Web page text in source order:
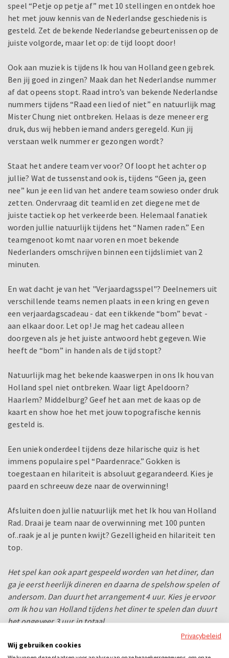
speel “Petje op petje af” met 10 stellingen en ontdek hoe
het met jouw kennis van de Nederlandse geschiedenis is
gesteld. Zet de bekende Nederlandse gebeurtenissen op de
juiste volgorde, maar let op: de tijd loopt door!
Ook aan muziek is tijdens Ik hou van Holland geen gebrek.
Ben jij goed in zingen? Maak dan het Nederlandse nummer
af dat opeens stopt. Raad intro’s van bekende Nederlandse
nummers tijdens “Raad een lied of niet” en natuurlijk mag
Mister Chung niet ontbreken. Helaas is deze meneer erg
druk, dus wij hebben iemand anders geregeld. Kun jij
verstaan welk nummer er gezongen wordt?
Staat het andere team ver voor? Of loopt het achter op
jullie? Wat de tussenstand ook is, tijdens “Geen ja, geen
nee” kun je een lid van het andere team sowieso onder druk
zetten. Ondervraag dit teamlid en zet diegene met de
juiste tactiek op het verkeerde been. Helemaal fanatiek
worden jullie natuurlijk tijdens het “Namen raden.” Een
teamgenoot komt naar voren en moet bekende
Nederlanders omschrijven binnen een tijdslimiet van 2
minuten.
En wat dacht je van het "Verjaardagsspel"? Deelnemers uit
verschillende teams nemen plaats in een kring en geven
een verjaardagscadeau - dat een tikkende “bom” bevat -
aan elkaar door. Let op! Je mag het cadeau alleen
doorgeven als je het juiste antwoord hebt gegeven. Wie
heeft de “bom” in handen als de tijd stopt?
Natuurlijk mag het bekende kaaswerpen in ons Ik hou van
Holland spel niet ontbreken. Waar ligt Apeldoorn?
Haarlem? Middelburg? Geef het aan met de kaas op de
kaart en show hoe het met jouw topografische kennis
gesteld is.
Een uniek onderdeel tijdens deze hilarische quiz is het
immens populaire spel “Paardenrace.” Gokken is
toegestaan en hilariteit is absoluut gegarandeerd. Kies je
paard en schreeuw deze naar de overwinning!
Afsluiten doen jullie natuurlijk met het Ik hou van Holland
Rad. Draai je team naar de overwinning met 100 punten
of..raak je al je punten kwijt? Gezelligheid en hilariteit ten
top.
Het spel kan ook apart gespeeld worden van het diner, dan
ga je eerst heerlijk dineren en daarna de spelshow spelen of
andersom. Dan duurt het arrangement 4 uur. Kies je ervoor
om Ik hou van Holland tijdens het diner te spelen dan duurt
het ongeveer 3 uur in totaal.
Privacybeleid
Wij gebruiken cookies